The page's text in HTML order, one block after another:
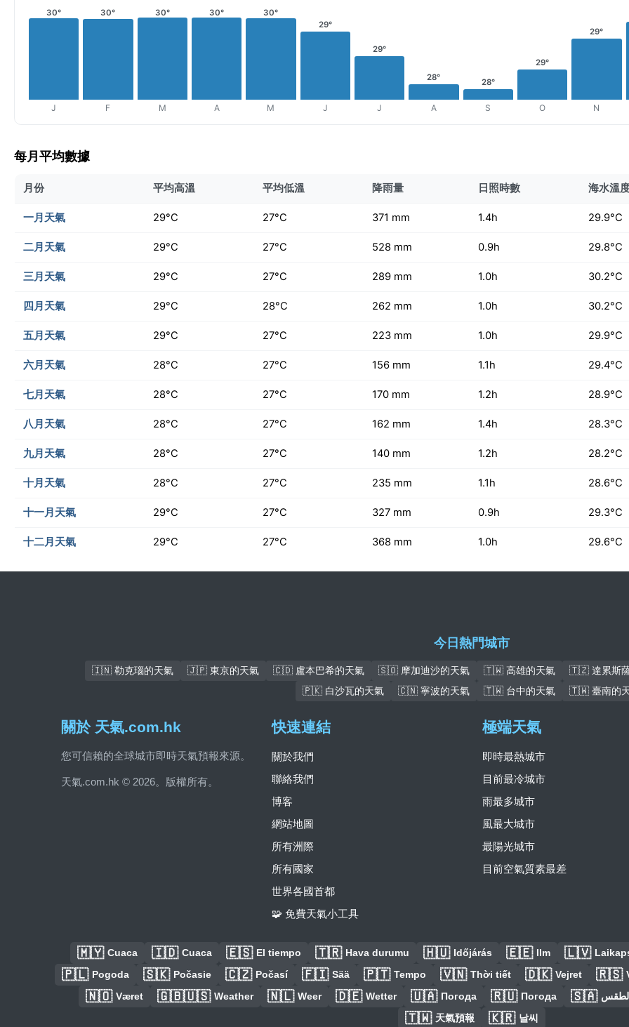
30°
J
30°
F
30°
M
30°
A
30°
M
29°
J
29°
J
28°
A
28°
S
29°
O
29°
N
每月平均數據
月份 平均高溫 平均低溫 降雨量 日照時數 海水溫
一月天氣 29°C 27°C 371 mm 1.4h 29.9°C
二月天氣 29°C 27°C 528 mm 0.9h 29.8°C
三月天氣 29°C 27°C 289 mm 1.0h 30.2°C
四月天氣 29°C 28°C 262 mm 1.0h 30.2°C
五月天氣 29°C 27°C 223 mm 1.0h 29.9°C
六月天氣 28°C 27°C 156 mm 1.1h 29.4°C
七月天氣 28°C 27°C 170 mm 1.2h 28.9°C
八月天氣 28°C 27°C 162 mm 1.4h 28.3°C
九月天氣 28°C 27°C 140 mm 1.2h 28.2°C
十月天氣 28°C 27°C 235 mm 1.1h 28.6°C
十一月天氣 29°C 27°C 327 mm 0.9h 29.3°C
十二月天氣 29°C 27°C 368 mm 1.0h 29.6°C
今日熱門城市
🇮🇳 勒克瑙的天氣 🇯🇵 東京的天氣 🇨🇩 盧本巴希的天氣 🇸🇴 摩加迪沙的天氣 🇹🇼 高雄的天氣
🇹🇿 達累斯
🇵🇰 白沙瓦的天氣
🇨🇳 寧波的天氣 🇹🇼 台中的天氣 🇹🇼 臺南的
關於 天氣.com.hk
您可信賴的全球城市即時天氣預報來源。
天氣.com.hk © 2026。版權所有。
快速連結
關於我們
聯絡我們
博客
網站地圖
所有洲際
所有國家
世界各國首都
🧩 免費天氣小工具
極端天氣
即時最熱城市
目前最冷城市
雨最多城市
風最大城市
最陽光城市
目前空氣質素最差
🇲🇾 Cuaca 🇮🇩 Cuaca 🇪🇸 El tiempo 🇹🇷 Hava durumu 🇭🇺 Időjárás 🇪🇪 Ilm 🇱🇻
🇵🇱 Pogoda 🇸🇰 Počasie 🇨🇿 Počasí 🇫🇮 Sää 🇵🇹 Tempo 🇻🇳 Thời tiết 🇩🇰 Vejret 🇷🇸
🇳🇴 Været 🇬🇧🇺🇸 Weather 🇳🇱 Weer 🇩🇪 Wetter 🇺🇦 Погода 🇷🇺 Погода 🇸🇦
🇹🇼 天氣預報 🇰🇷 날씨